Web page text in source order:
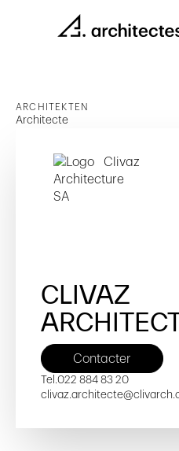
ARCHITEKTEN
Architecte
CLIVAZ
Contacter
Tel.022 884 83 20